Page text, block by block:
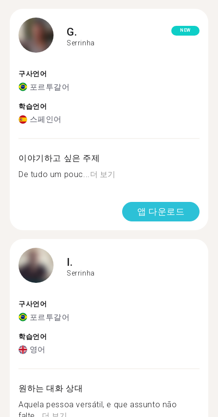
G.
Serrinha
NEW
구사언어
포르투갈어
학습언어
스페인어
이야기하고 싶은 주제
De tudo um pouc...더 보기
앱 다운로드
I.
Serrinha
구사언어
포르투갈어
학습언어
영어
원하는 대화 상대
Aquela pessoa versátil, e que assunto não